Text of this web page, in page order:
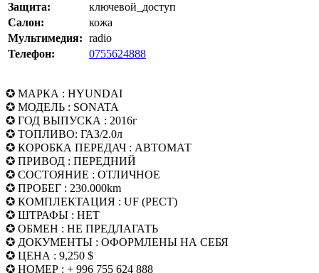
Защита:
ключевой_доступ
Салон:
кожа
Мультимедия: radio
Телефон:
0755624888
✪ МАРКА : HYUNDAI
✪ МОДЕЛЬ : SONATA
✪ ГОД ВЫПУСКА : 2016г
✪ ТОПЛИВО: ГАЗ/2.0л
✪ КОРОБКА ПЕРЕДАЧ : АВТОМАТ
✪ ПРИВОД : ПЕРЕДНИЙ
✪ СОСТОЯНИЕ : ОТЛИЧНОЕ
✪ ПРОБЕГ : 230.000km
✪ КОМПЛЕКТАЦИЯ : UF (РЕСТ)
✪ ШТРАФЫ : НЕТ
✪ ОБМЕН : НЕ ПРЕДЛАГАТЬ
✪ ДОКУМЕНТЫ : ОФОРМЛЕНЫ НА СЕБЯ
✪ ЦЕНА : 9,250 $
✪ НОМЕР : + 996 755 624 888